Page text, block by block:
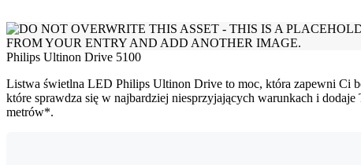
Philips Ultinon Drive 5100
Listwa świetlna LED Philips Ultinon Drive to moc, która zapewni Ci
które sprawdza się w najbardziej niesprzyjających warunkach i
metrów*.